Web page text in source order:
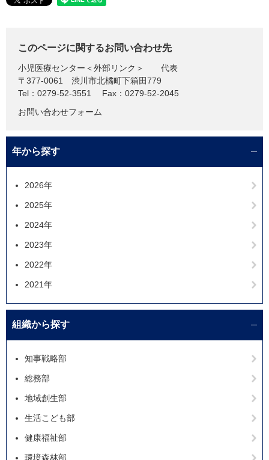
このページに関するお問い合わせ先
小児医療センター ＜外部リンク＞
代表
〒377-0061
渋川市北橘町下箱田779
Tel：0279-52-3551
Fax：0279-52-2045
お問い合わせフォーム
年から探す
2026年
2025年
2024年
2023年
2022年
2021年
組織から探す
知事戦略部
総務部
地域創生部
生活こども部
健康福祉部
環境森林部